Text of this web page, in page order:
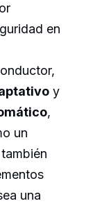
en
y
,
un
una